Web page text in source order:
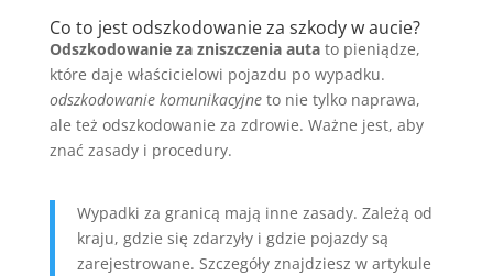
Co to jest odszkodowanie za szkody w aucie?
Odszkodowanie za zniszczenia autato pieniądze,
które daje właścicielowi pojazdu po wypadku.
odszkodowanie komunikacyjneto nie tylko naprawa,
ale też odszkodowanie za zdrowie. Ważne jest, aby
znać zasady i procedury.
Wypadki za granicą mają inne zasady. Zależą od
kraju, gdzie się zdarzyły i gdzie pojazdy są
zarejestrowane. Szczegóły znajdziesz w artykule